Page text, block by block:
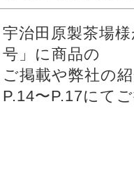
宇治田原製茶場
号」に商品の
ご掲載や弊社の
P.14〜P.17にて